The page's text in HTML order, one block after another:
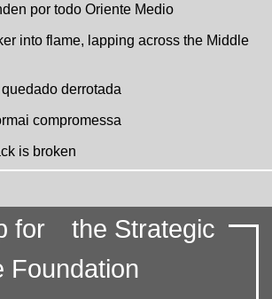
por todo Oriente Medio
into flame, lapping across the Middle
derrotada
compromessa
is broken
for
the Strategic
Foundation